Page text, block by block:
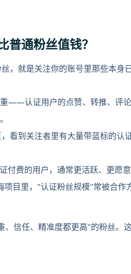
普通粉丝值钱？
，就是关注你的账号里那些本
——认证用户的点赞、转推、评
看到关注者里有大量带蓝标的
付费的用户，通常更活跃、更愿
项目里，"认证粉丝规模"常被合
信任、精准度都更高"的粉丝。